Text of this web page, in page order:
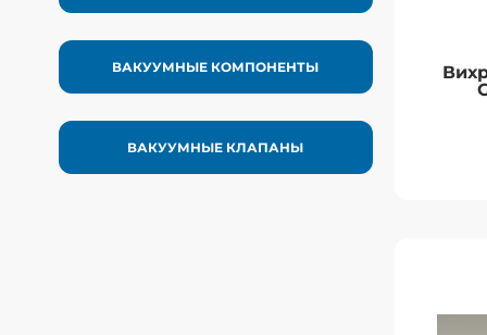
ВАКУУМНЫЕ КОМПОНЕНТЫ
ВАКУУМНЫЕ КЛАПАНЫ